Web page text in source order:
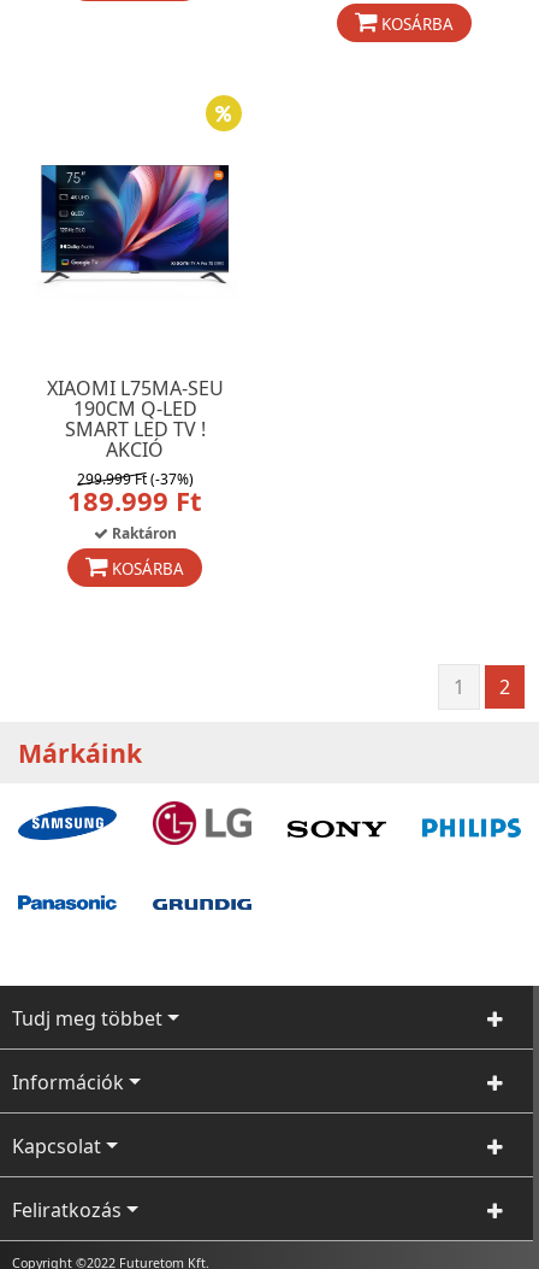
KOSÁRBA
XIAOMI L75MA-SEU
190CM Q-LED
SMART LED TV !
AKCIÓ
299.999 Ft(-37%)
189.999 Ft
Raktáron
KOSÁRBA
1 2
Márkáink
Tudj meg többet
Információk
Kapcsolat
Feliratkozás
Copyright ©2022 Futuretom Kft.